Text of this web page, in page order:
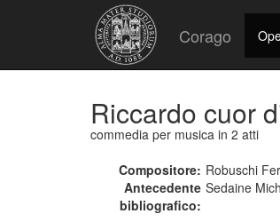
Corago
Riccardo cuor
commedia per musica in 2 atti
Compositore: Robuschi
Antecedente
bibliografico:
Sedaine